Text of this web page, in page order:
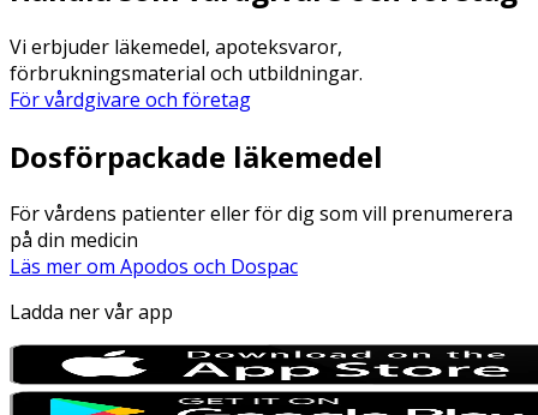
Vi erbjuder läkemedel, apoteksvaror,
förbrukningsmaterial och utbildningar.
För vårdgivare och företag
Dosförpackade läkemedel
För vårdens patienter eller för dig som vill prenumerera
på din medicin
Läs mer om Apodos och Dospac
Ladda ner vår app